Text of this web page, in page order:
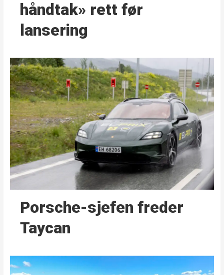
håndtak» rett før
lansering
Porsche-sjefen freder
Taycan